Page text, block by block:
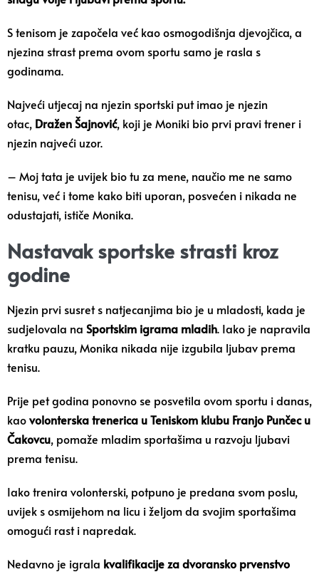
S tenisom je započela već kao osmogodišnja djevojčica, a
njezina strast prema ovom sportu samo je rasla s
godinama.
Najveći utjecaj na njezin sportski put imao je njezin
otac, Dražen Šajnović, koji je Moniki bio prvi pravi trener i
njezin najveći uzor.
– Moj tata je uvijek bio tu za mene, naučio me ne samo
tenisu, već i tome kako biti uporan, posvećen i nikada ne
odustajati, ističe Monika.
Nastavak sportske strasti kroz
godine
Njezin prvi susret s natjecanjima bio je u mladosti, kada je
sudjelovala na Sportskim igrama mladih. Iako je napravila
kratku pauzu, Monika nikada nije izgubila ljubav prema
tenisu.
Prije pet godina ponovno se posvetila ovom sportu i danas,
kaovolonterska trenerica u Teniskom klubu Franjo Punčec u
Čakovcu, pomaže mladim sportašima u razvoju ljubavi
prema tenisu.
Iako trenira volonterski, potpuno je predana svom poslu,
uvijek s osmijehom na licu i željom da svojim sportašima
omogući rast i napredak.
Nedavno je igrala kvalifikacije za dvoransko prvenstvo